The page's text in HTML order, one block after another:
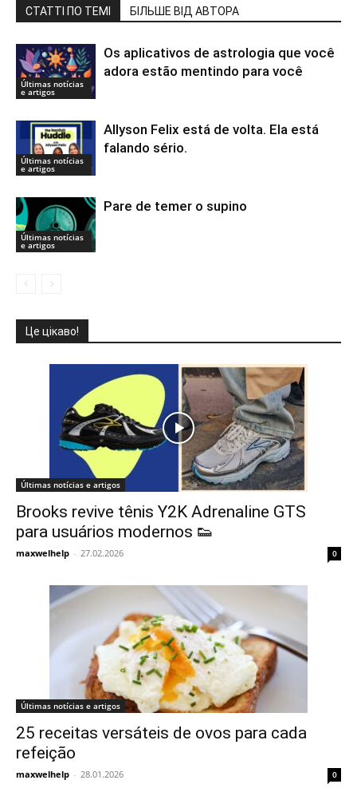
СТАТТІ ПО ТЕМІ БІЛЬШЕ ВІД АВТОРА
Últimas notícias
e artigos
Os aplicativos de astrologia que você
adora estão mentindo para você
Últimas notícias
e artigos
Allyson Felix está de volta. Ela está
falando sério.
Últimas notícias
e artigos
Pare de temer o supino
Це цікаво!
Últimas notícias e artigos
Brooks revive tênis Y2K Adrenaline GTS
para usuários modernos 👟
maxwelhelp - 27.02.2026 0
Últimas notícias e artigos
25 receitas versáteis de ovos para cada
refeição
maxwelhelp - 28.01.2026 0